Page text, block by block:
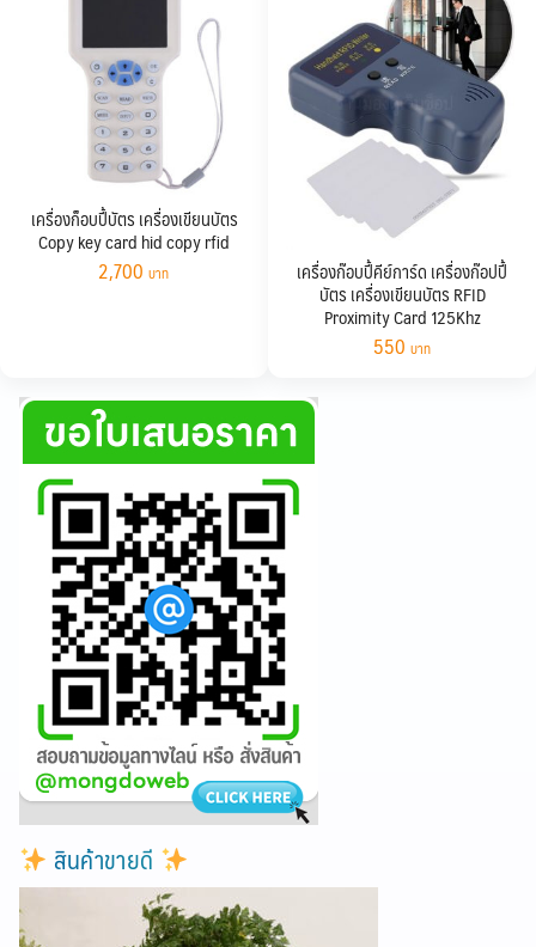
เครื่องก็อบปี้บัตร เครื่องเขียนบัตร
Copy key card hid copy rfid
2,700 เครื่องก๊อบปี้คีย์การ์ด เครื่องก๊อปปี้
บัตร เครื่องเขียนบัตร RFID
Proximity Card 125Khz
550
สินค้าขายดี